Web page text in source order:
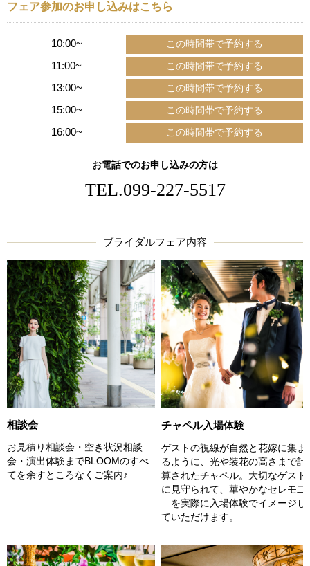
フェア参加のお申し込みはこちら
10:00~
11:00~
13:00~
15:00~
16:00~
お電話でのお申し込みの方は
TEL.099-227-5517
ブライダルフェア内容
相談会
お見積り相談会・空き状況相談
会・演出体験までBLOOMのすべ
てを余すところなくご案内♪
チャペル入場体験
ゲストの視線が自然と花嫁に集ま
るように、光や装花の高さまで計
算されたチャペル。大切なゲスト
に見守られて、華やかなセレモ二
―を実際に入場体験でイメージし
ていただけます。